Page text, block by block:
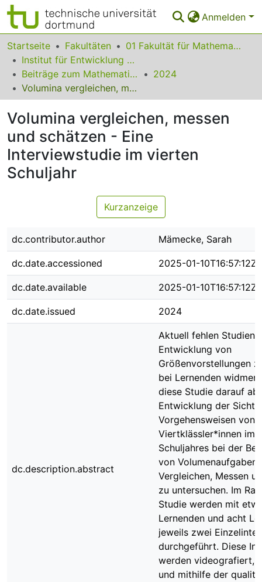
Anmelden
Bereiche & Sammlungen
Das gesamte Repositorium
Statistiken
FAQ
Leitlinien
Zurück zur Startseite
Startseite Fakultäten
01 Fakultät für Mathematik
Institut für Entwicklung und Erforschung des Mathematikunterrichts
Beiträge zum Mathematikunterricht
2024
Volumina vergleichen, messen und schätzen - Eine Interviewstudie im vierten Schuljahr
Volumina vergleichen, messen
und schätzen - Eine
Interviewstudie im vierten
Schuljahr
Kurzanzeige
dc.contributor.author Mämecke, Sarah
dc.date.accessioned 2025-01-10T16:57:12Z
dc.date.available 2025-01-10T16:57:12Z
dc.date.issued 2024
dc.description.abstract
Aktuell fehlen Studien,
Entwicklung von
Größenvorstellungen
bei Lernenden
diese Studie darauf
Entwicklung der Sicht-
Vorgehensweisen von
Viertklässler*innen im
Schuljahres bei der
von Volumenaufgaben
Vergleichen, Messen
zu untersuchen. Im
Studie werden mit
Lernenden und acht
jeweils zwei
durchgeführt. Diese
werden videografiert,
und mithilfe der